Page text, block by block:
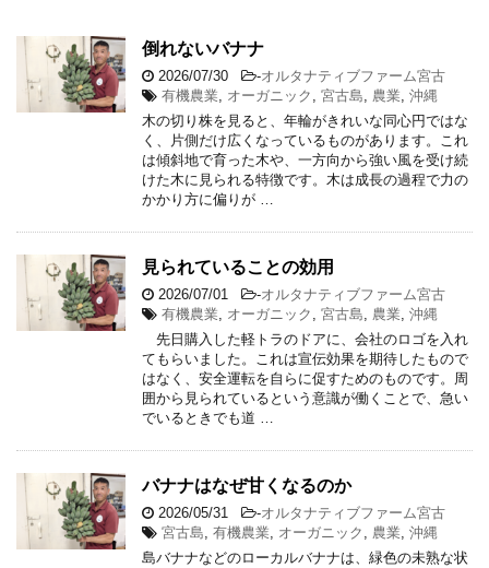
倒れないバナナ
2026/07/30 -オルタナティブファーム宮古
有機農業, オーガニック , 宮古島, 農業, 沖縄
木の切り株を見ると、年輪がきれいな同心円ではな
く、片側だけ広くなっているものがあります。これ
は傾斜地で育った木や、一方向から強い風を受け続
けた木に見られる特徴です。木は成長の過程で力の
かかり方に偏りが …
見られていることの効用
2026/07/01 -オルタナティブファーム宮古
有機農業, オーガニック , 宮古島, 農業, 沖縄
先日購入した軽トラのドアに、会社のロゴを入れ
てもらいました。これは宣伝効果を期待したもので
はなく、安全運転を自らに促すためのものです。周
囲から見られているという意識が働くことで、急い
でいるときでも道 …
バナナはなぜ甘くなるのか
2026/05/31 -オルタナティブファーム宮古
宮古島, 有機農業, オーガニック , 農業, 沖縄
島バナナなどのローカルバナナは、緑色の未熟な状